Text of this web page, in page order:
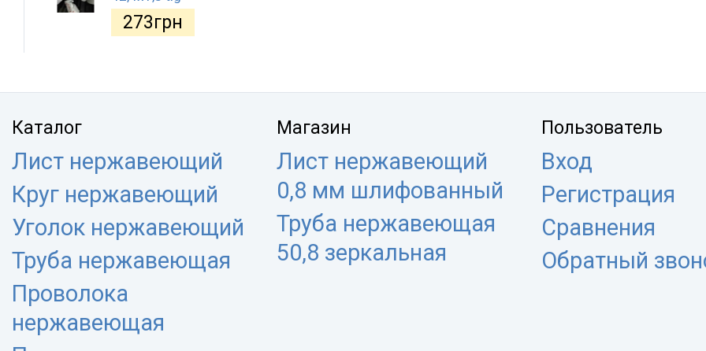
273грн
Каталог
Лист нержавеющий
Круг нержавеющий
Уголок нержавеющий
Труба нержавеющая
Проволока
нержавеющая
Магазин
Лист нержавеющий
0,8 мм шлифованный
Труба нержавеющая
50,8 зеркальная
Пользователь
Вход
Регистрация
Сравнения
Обратный